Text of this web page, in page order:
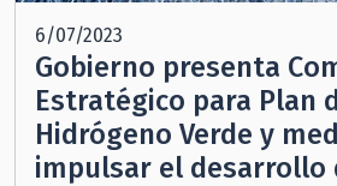
6/07/2023
Gobierno presenta
Estratégico para Plan
Hidrógeno Verde y
impulsar el desarrollo